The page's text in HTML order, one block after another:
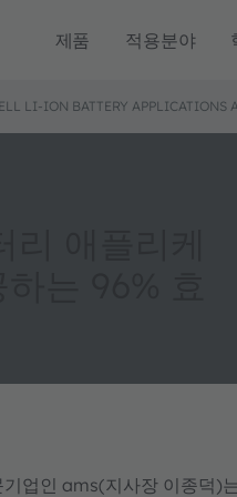
제품 적용분야
LI-ION BATTERY APPLICATIONS
업인 ams(지사장 이종덕)